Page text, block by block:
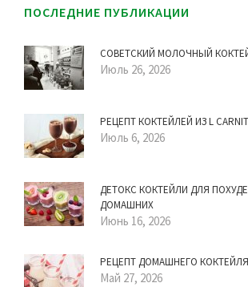
ПОСЛЕДНИЕ ПУБЛИКАЦИИ
СОВЕТСКИЙ МОЛОЧНЫЙ
Июль 26, 2026
РЕЦЕПТ КОКТЕЙЛЕЙ ИЗ L
Июль 6, 2026
ДЕТОКС КОКТЕЙЛИ ДЛЯ
ДОМАШНИХ
Июнь 16, 2026
РЕЦЕПТ ДОМАШНЕГО
Май 27, 2026